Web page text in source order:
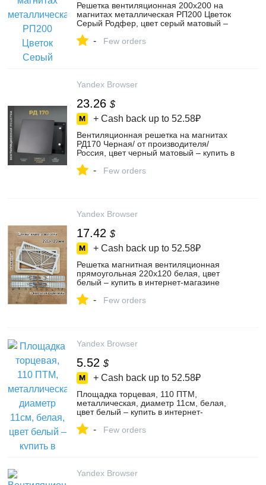
Решетка вентиляционная 200х200 на
магнитах металлическая РП200 Цветок
Серый Родфер, цвет серый матовый –
Яндекс Маркете, 4313418625
- Few orders
Yandex Browser
23.26 $
+ Cash back up to 52.58₽
Вентиляционная решетка на магнитах
РД170 Черная/ от производителя/
Россия, цвет черный матовый – купить в
Маркете, 102016544290
- Few orders
Yandex Browser
17.42 $
+ Cash back up to 52.58₽
Решетка магнитная вентиляционная
прямоугольная 220х120 белая, цвет
белый – купить в интернет-магазине
Маркете, 101961088388
- Few orders
Yandex Browser
5.52 $
+ Cash back up to 52.58₽
Площадка торцевая, 110 ПТМ,
металлическая, диаметр 11см, белая,
цвет белый – купить в интернет-
Маркете, 103837153183
- Few orders
Yandex Browser